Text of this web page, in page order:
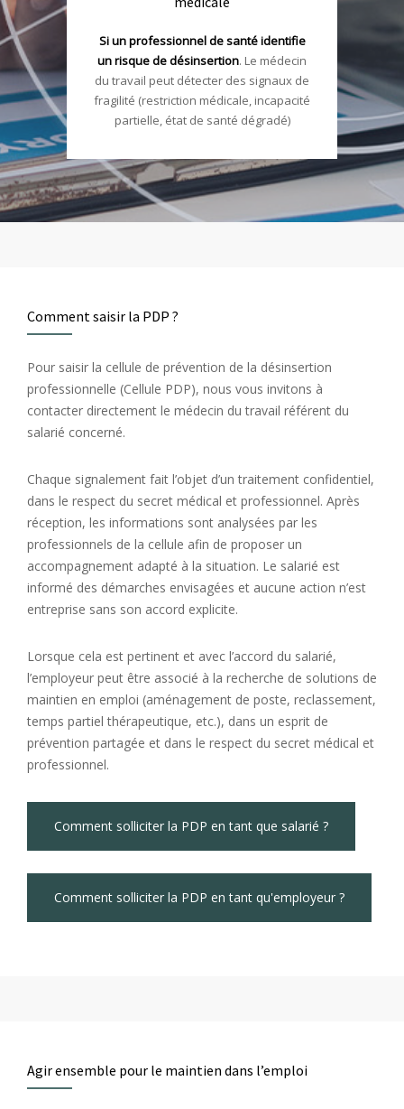
Si un professionnel de santé identifie
un risque de désinsertion. Le médecin
du travail peut détecter des signaux de
fragilité (restriction médicale, incapacité
partielle, état de santé dégradé)
Comment saisir la PDP ?
Pour saisir la cellule de prévention de la désinsertion
professionnelle (Cellule PDP), nous vous invitons à
contacter directement le médecin du travail référent du
salarié concerné.
Chaque signalement fait l’objet d’un traitement confidentiel,
dans le respect du secret médical et professionnel. Après
réception, les informations sont analysées par les
professionnels de la cellule afin de proposer un
accompagnement adapté à la situation. Le salarié est
informé des démarches envisagées et aucune action n’est
entreprise sans son accord explicite.
Lorsque cela est pertinent et avec l’accord du salarié,
l’employeur peut être associé à la recherche de solutions de
maintien en emploi (aménagement de poste, reclassement,
temps partiel thérapeutique, etc.), dans un esprit de
prévention partagée et dans le respect du secret médical et
professionnel.
Comment solliciter la PDP en tant que salarié ?
Comment solliciter la PDP en tant qu'employeur ?
Agir ensemble pour le maintien dans l’emploi